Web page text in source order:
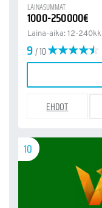
LAINASUMMAT
1000-250000€
Laina-aika: 12-240kk
9/ 10
EHDOT
10